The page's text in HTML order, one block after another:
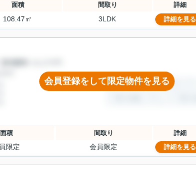
面積 間取り 詳細
108.47㎡ 3LDK 詳細を見る
会員登録をして限定物件を見る
面積 間取り 詳細
限定 会員限定 詳細を見る